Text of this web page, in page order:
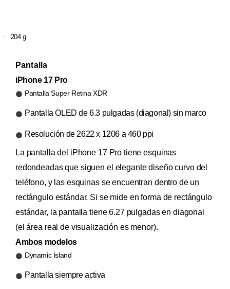
· 204 g
Pantalla
iPhone 17 Pro
Pantalla Super Retina XDR
Pantalla OLED de 6.3 pulgadas (diagonal) sin marco
Resolución de 2622 x 1206 a 460 ppi
La pantalla del iPhone 17 Pro tiene esquinas
redondeadas que siguen el elegante diseño curvo del
teléfono, y las esquinas se encuentran dentro de un
rectángulo estándar. Si se mide en forma de rectángulo
estándar, la pantalla tiene 6.27 pulgadas en diagonal
(el área real de visualización es menor).
Ambos modelos
Dynamic Island
Pantalla siempre activa